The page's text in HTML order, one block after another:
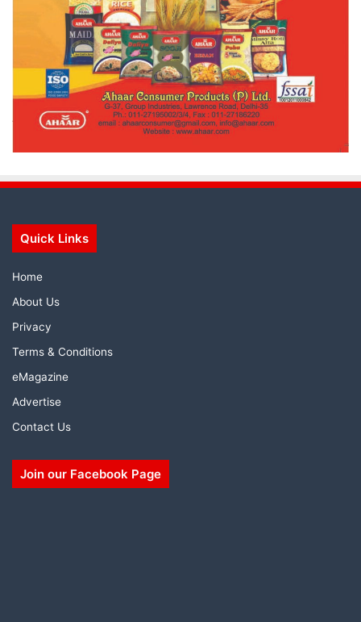
Quick Links
Home
About Us
Privacy
Terms & Conditions
eMagazine
Advertise
Contact Us
Join our Facebook Page